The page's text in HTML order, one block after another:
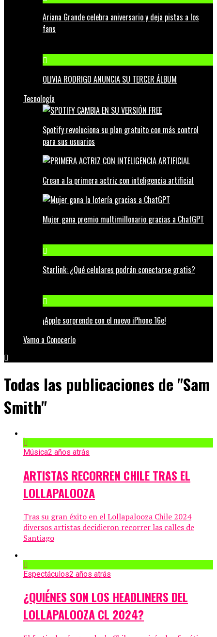
Ariana Grande celebra aniversario y deja pistas a los
fans
OLIVIA RODRIGO ANUNCIA SU TERCER ÁLBUM
Tecnología
Spotify revoluciona su plan gratuito con más control
para sus usuarios
Crean a la primera actriz con inteligencia artificial
Mujer gana premio multimillonario gracias a ChatGPT
Starlink: ¿Qué celulares podrán conectarse gratis?
¡Apple sorprende con el nuevo iPhone 16e!
Vamo a Conocerlo
Todas las publicaciones de "Sam
Smith"
Música2 años atrás
ARTISTAS RECORREN CHILE TRAS EL
LOLLAPALOOZA
Tras su gran éxito en el Lollapalooza Chile 2024
diversos artistas decidieron recorrer las calles de
Santiago
Espectáculos2 años atrás
¿QUIÉNES SON LOS HEADLINERS DEL
LOLLAPALOOZA CL 2024?